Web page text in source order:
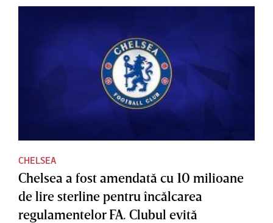
CHELSEA
Chelsea a fost amendată cu 10 milioane
de lire sterline pentru încălcarea
regulamentelor FA. Clubul evită